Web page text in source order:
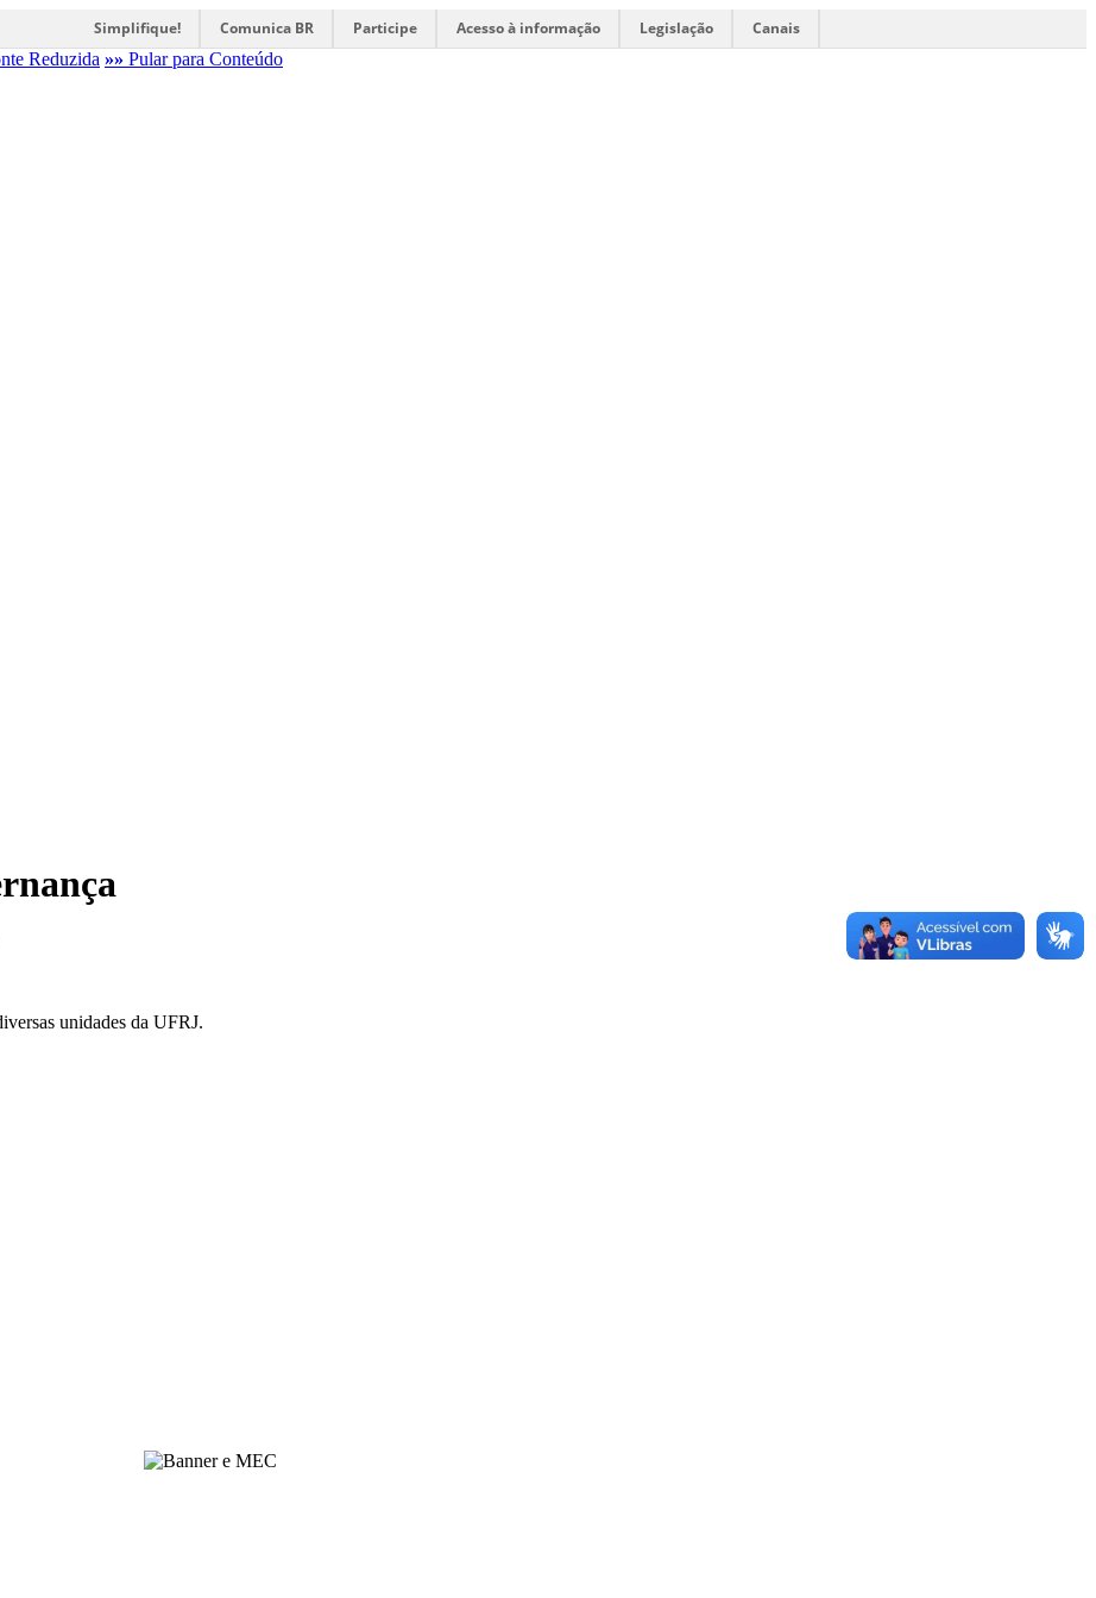
Simplifique! Comunica BR Participe Acesso à informação Legislação
Canais
Reduzida »» Pular para Conteúdo
unidades da UFRJ.